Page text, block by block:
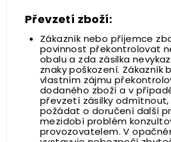
Převzetí zboží:
Zákazník nebo příjemce
povinnost překontrolovat
obalu a zda zásilka
znaky poškození. Zákazník
vlastním zájmu
dodaného zboží a v
převzetí zásilky
požádat o doručení další
mezidobí problém
provozovatelem. V